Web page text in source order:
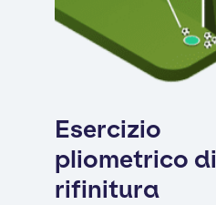
Esercizio
pliometrico di
rifinitura